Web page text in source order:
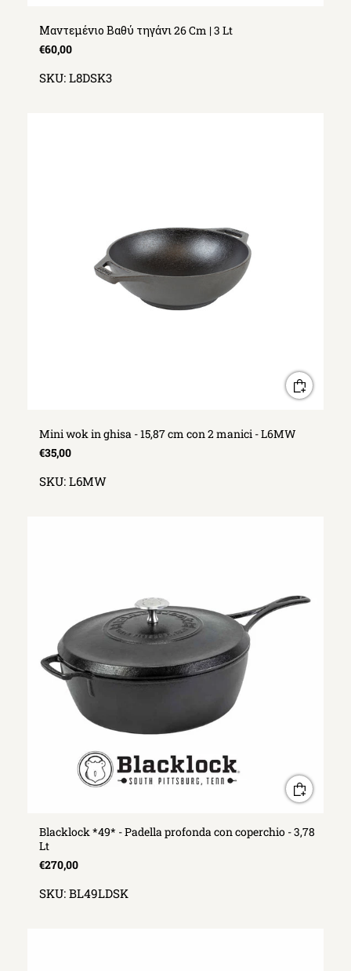
Μαντεμένιο Βαθύ τηγάνι 26 Cm | 3 Lt
€60,00
SKU: L8DSK3
Mini wok in ghisa - 15,87 cm con 2 manici - L6MW
€35,00
SKU: L6MW
Blacklock *49* - Padella profonda con coperchio - 3,78
Lt
€270,00
SKU: BL49LDSK